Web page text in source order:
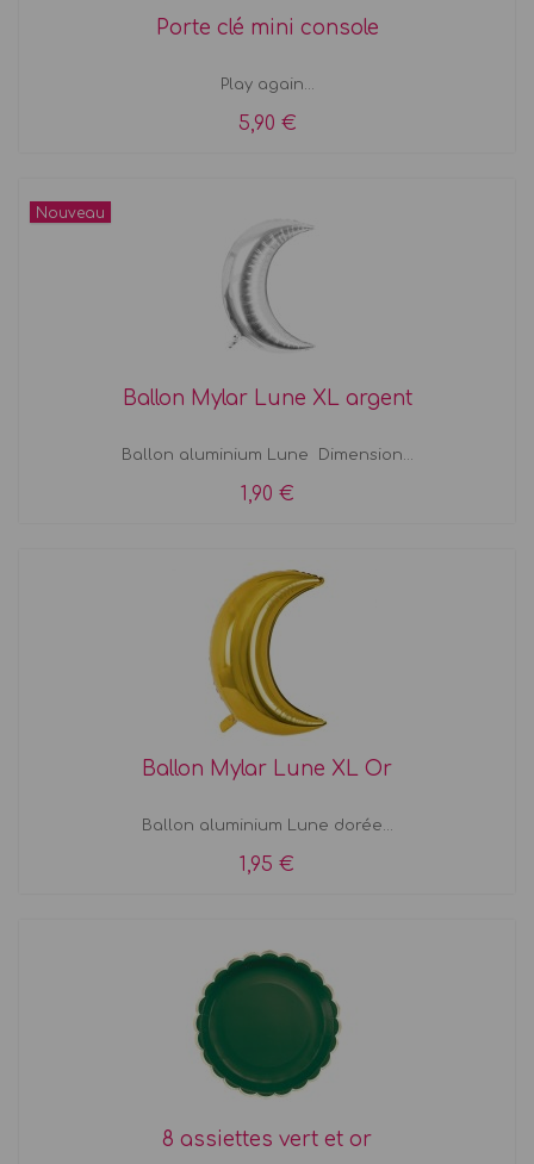
Porte clé mini console
Play again...
5,90 €
Nouveau
Ballon Mylar Lune XL argent
Ballon aluminium Lune Dimension...
1,90 €
Ballon Mylar Lune XL Or
Ballon aluminium Lune dorée...
1,95 €
8 assiettes vert et or